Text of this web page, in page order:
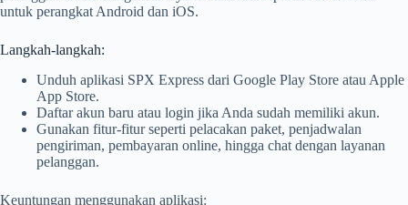
untuk perangkat Android dan iOS.
Langkah-langkah:
Unduh aplikasi SPX Express dari Google Play Store atau Apple
App Store.
Daftar akun baru atau login jika Anda sudah memiliki akun.
Gunakan fitur-fitur seperti pelacakan paket, penjadwalan
pengiriman, pembayaran online, hingga chat dengan layanan
pelanggan.
Keuntungan menggunakan aplikasi: